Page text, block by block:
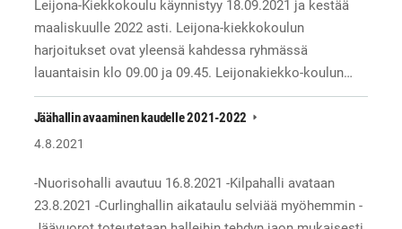
Leijona-Kiekkokoulu käynnistyy 18.09.2021 ja kestää
maaliskuulle 2022 asti. Leijona-kiekkokoulun
harjoitukset ovat yleensä kahdessa ryhmässä
lauantaisin klo 09.00 ja 09.45. Leijonakiekko-koulun…
Jäähallin avaaminen kaudelle 2021-2022
4.8.2021
-Nuorisohalli avautuu 16.8.2021 -Kilpahalli avataan
23.8.2021 -Curlinghallin aikataulu selviää myöhemmin -